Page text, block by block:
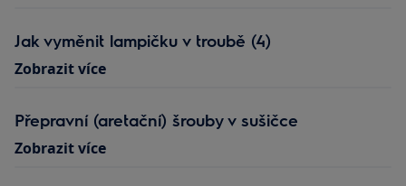
Jak vyměnit lampičku v troubě (4)
Zobrazit více
Přepravní (aretační) šrouby v sušičce
Zobrazit více